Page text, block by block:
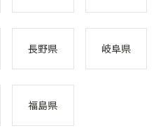
長野県 岐阜県
福島県